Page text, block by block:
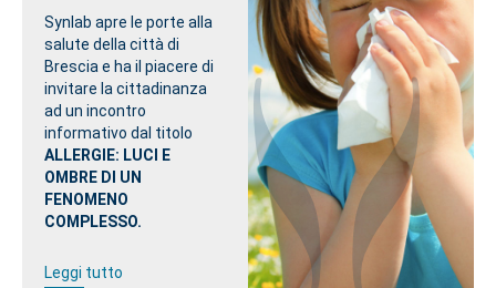
Synlab apre le porte alla
salute della città di
Brescia e ha il piacere di
invitare la cittadinanza
ad un incontro
informativo dal titolo
ALLERGIE: LUCI E
OMBRE DI UN
FENOMENO
COMPLESSO.
Leggi tutto